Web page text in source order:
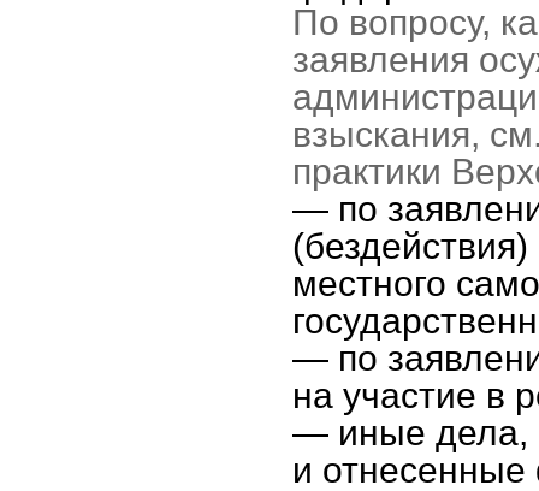
По вопросу,
заявления
взыскания,
практики
— по
местного
— по
на участие в
— иные дела,
и